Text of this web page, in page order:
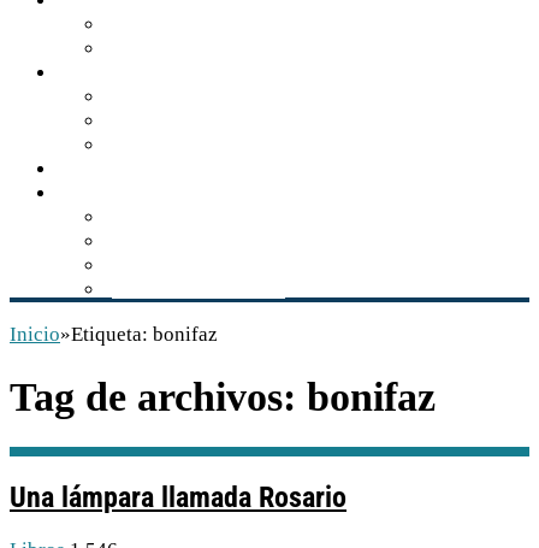
Inicio»Etiqueta: bonifaz
Tag de archivos: bonifaz
Una lámpara llamada Rosario